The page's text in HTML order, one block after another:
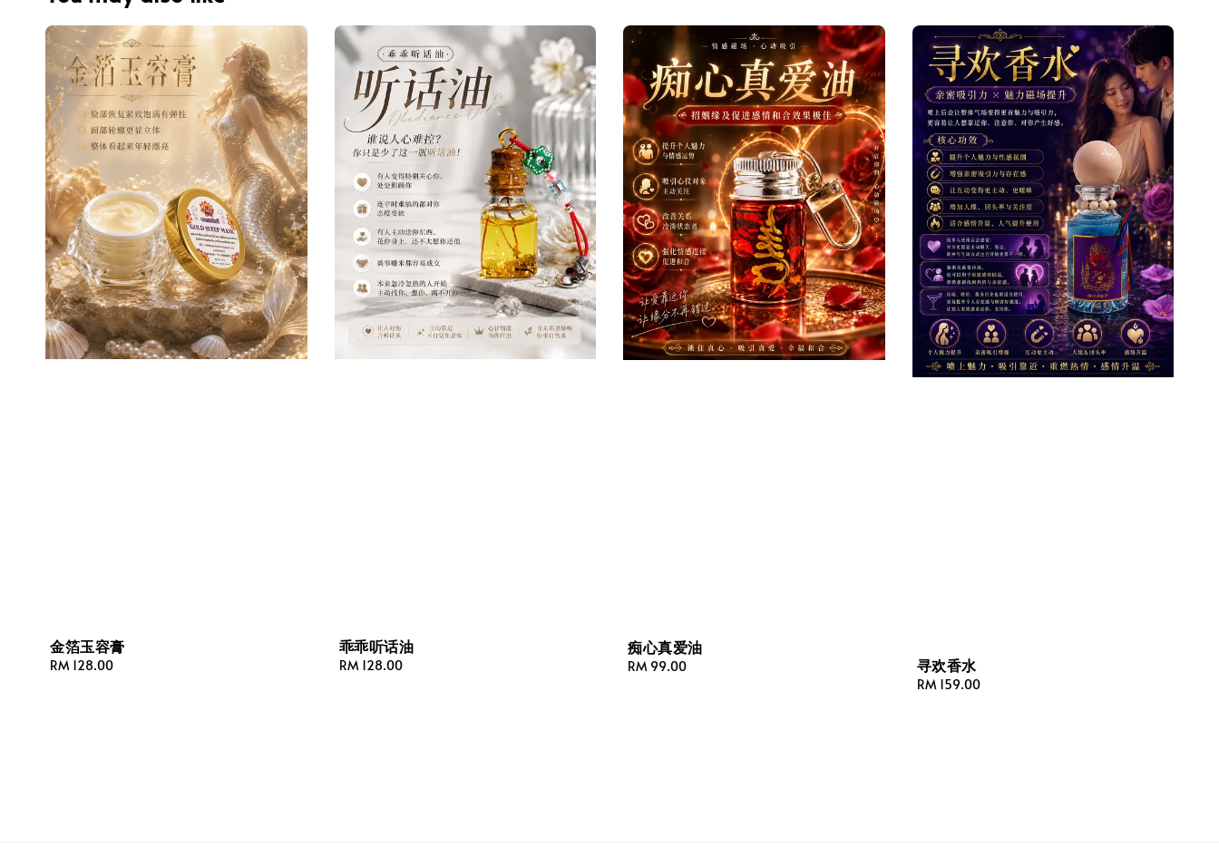
金箔玉容膏
Regular
RM 128.00
乖乖听话油
Regular
RM 128.00
痴心真爱油
Regular
RM 99.00 寻欢香水
Regular
RM 159.00